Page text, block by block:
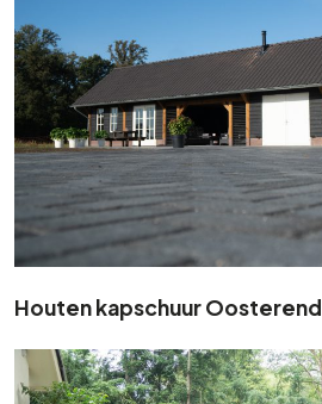
Houten kapschuur Oosterend